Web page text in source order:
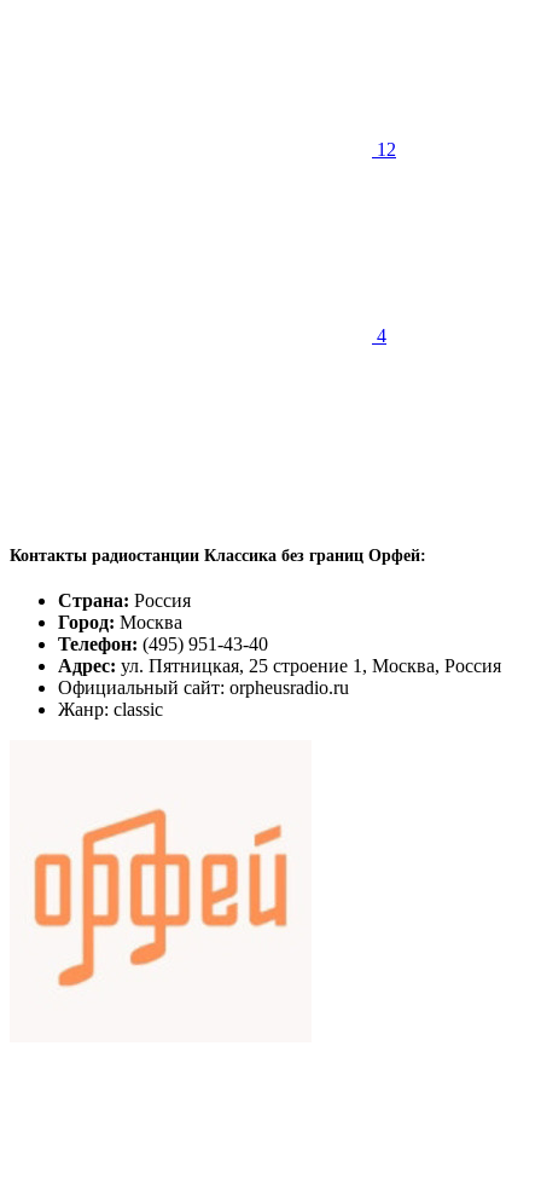
12
4
Контакты радиостанции Классика без границ Орфей:
Страна: Россия
Город: Москва
Телефон: (495) 951-43-40
Адрес: ул. Пятницкая, 25 строение 1, Москва, Россия
Официальный сайт: orpheusradio.ru
Жанр: classic